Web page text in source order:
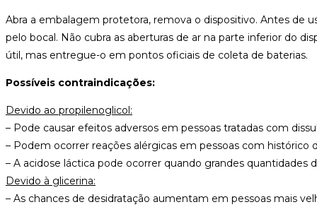
Abra a embalagem protetora, remova o dispositivo. Antes de
pelo bocal. Não cubra as aberturas de ar na parte inferior do
útil, mas entregue-o em pontos oficiais de coleta de baterias.
Possíveis contraindicações:
Devido ao propilenoglicol:
– Pode causar efeitos adversos em pessoas tratadas com
– Podem ocorrer reações alérgicas em pessoas com histórico
– A acidose láctica pode ocorrer quando grandes quantidades
Devido à glicerina:
– As chances de desidratação aumentam em pessoas mais